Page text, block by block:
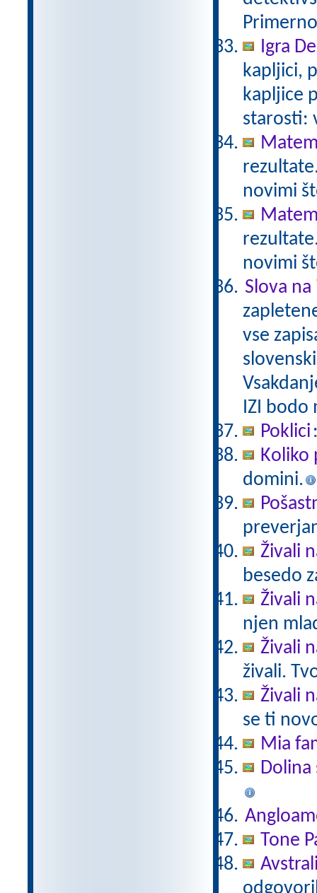
Igra
kapljici,
kapljice
starosti:
novimi
novimi
Slova na
vse
IZI bodo
Poklici
Koliko
domini.
Živali
besedo
Živali
njen
Živali
živali.
Živali
se ti
Mia
Tone